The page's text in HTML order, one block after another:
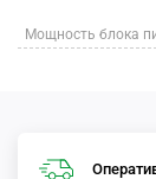
Мощность блока